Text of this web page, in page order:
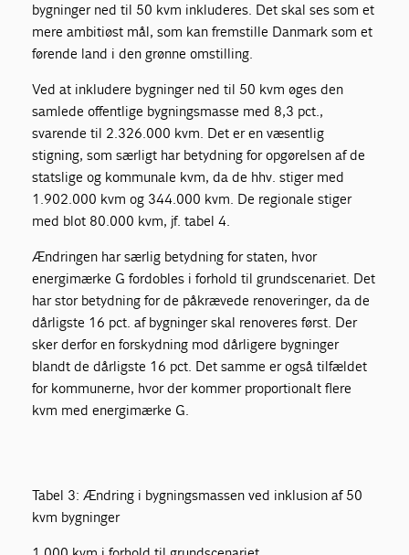
bygninger ned til 50 kvm inkluderes. Det skal ses som et
mere ambitiøst mål, som kan fremstille Danmark som et
førende land i den grønne omstilling.
Ved at inkludere bygninger ned til 50 kvm øges den
samlede offentlige bygningsmasse med 8,3 pct.,
svarende til 2.326.000 kvm. Det er en væsentlig
stigning, som særligt har betydning for opgørelsen af de
statslige og kommunale kvm, da de hhv. stiger med
1.902.000 kvm og 344.000 kvm. De regionale stiger
med blot 80.000 kvm, jf. tabel 4.
Ændringen har særlig betydning for staten, hvor
energimærke G fordobles i forhold til grundscenariet. Det
har stor betydning for de påkrævede renoveringer, da de
dårligste 16 pct. af bygninger skal renoveres først. Der
sker derfor en forskydning mod dårligere bygninger
blandt de dårligste 16 pct. Det samme er også tilfældet
for kommunerne, hvor der kommer proportionalt flere
kvm med energimærke G.
Tabel 3: Ændring i bygningsmassen ved inklusion af 50
kvm bygninger